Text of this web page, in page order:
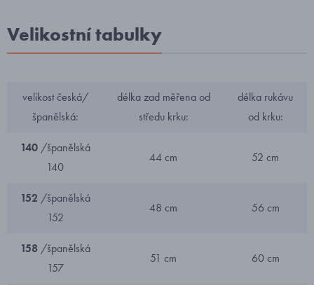
Velikostní tabulky
velikost česká/
španělská:
délka zad měřena od
středu krku:
délka rukávu
od krku:
140/španělská
140
44 cm 52 cm
152 /španělská
152
48 cm 56 cm
158 /španělská
157
51 cm 60 cm